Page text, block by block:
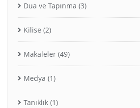
Dua ve Tapınma (3)
Kilise (2)
Makaleler (49)
Medya (1)
Tanıklık (1)